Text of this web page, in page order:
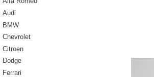
Audi
BMW
Chevrolet
Citroen
Dodge
Ferrari